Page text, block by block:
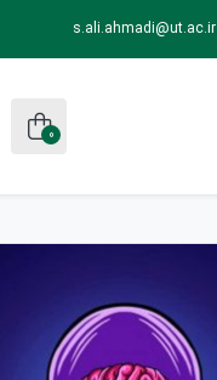
s.ali.ahmadi@ut.ac.ir
0